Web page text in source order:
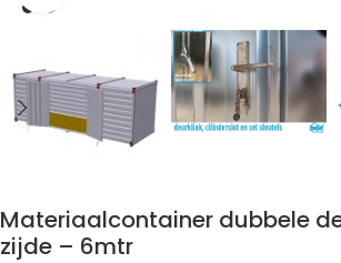
Materiaalcontainer dubbele
zijde – 6mtr